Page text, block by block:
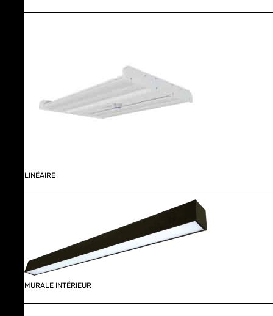
LINÉAIRE
MURALE INTÉRIEUR